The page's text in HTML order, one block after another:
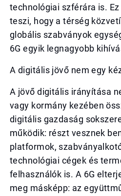
technológiai szférára is.
teszi, hogy a térség
globális szabványok
6G egyik legnagyobb
A digitális jövő nem egy
A jövő digitális irányítása
vagy kormány kezében
digitális gazdaság
működik: részt vesznek
platformok,
technológiai cégek és
felhasználók is. A 6G
meg másképp: az